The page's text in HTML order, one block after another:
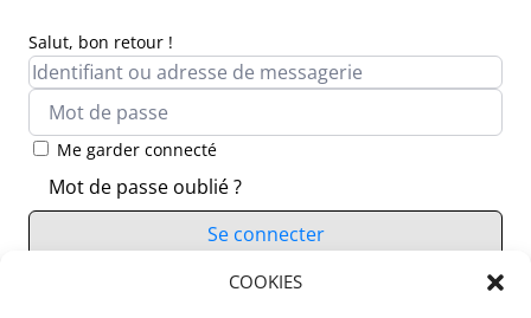
COOKIES
Salut, bon retour !
Me garder connecté
Mot de passe oublié ?
Se connecter
Vous n’avez pas de compte ?